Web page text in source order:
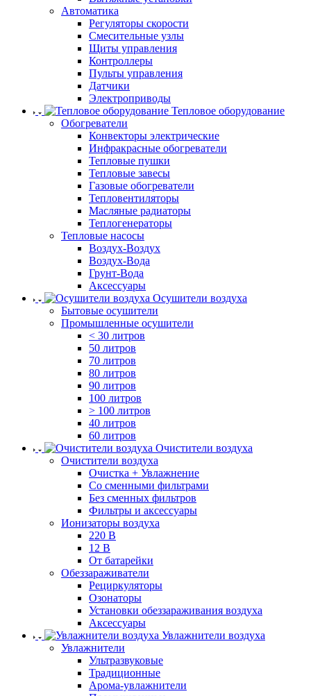
Автоматика
Регуляторы скорости
Смесительные узлы
Щиты управления
Контроллеры
Пульты управления
Датчики
Электроприводы
Тепловое оборудование
Обогреватели
Конвекторы электрические
Инфракрасные обогреватели
Тепловые пушки
Тепловые завесы
Газовые обогреватели
Тепловентиляторы
Масляные радиаторы
Теплогенераторы
Тепловые насосы
Воздух-Воздух
Воздух-Вода
Грунт-Вода
Аксессуары
Осушители воздуха
Бытовые осушители
Промышленные осушители
< 30 литров
50 литров
70 литров
80 литров
90 литров
100 литров
> 100 литров
40 литров
60 литров
Очистители воздуха
Очистители воздуха
Очистка + Увлажнение
Cо сменными фильтрами
Без сменных фильтров
Фильтры и аксессуары
Ионизаторы воздуха
220 В
12 В
От батарейки
Обеззараживатели
Рециркуляторы
Озонаторы
Установки обеззараживания воздуха
Аксессуары
Увлажнители воздуха
Увлажнители
Ультразвуковые
Традиционные
Арома-увлажнители